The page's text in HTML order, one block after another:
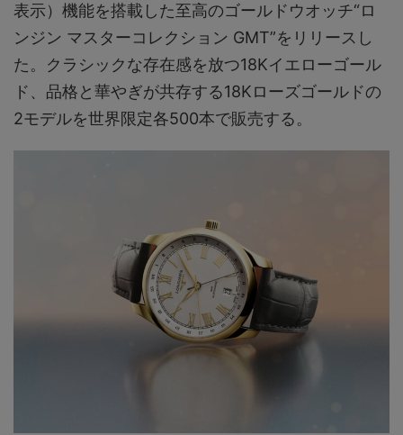
表示）機能を搭載した至高のゴールドウオッチ“ロ
ンジン マスターコレクション GMT”をリリースし
た。クラシックな存在感を放つ18Kイエローゴール
ド、品格と華やぎが共存する18Kローズゴールドの
2モデルを世界限定各500本で販売する。